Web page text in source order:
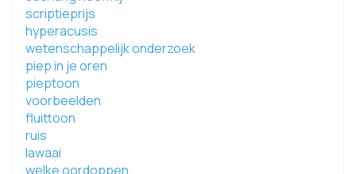
scriptieprijs
hyperacusis
wetenschappelijk onderzoek
piep in je oren
pieptoon
voorbeelden
fluittoon
ruis
lawaai
welke oordoppen